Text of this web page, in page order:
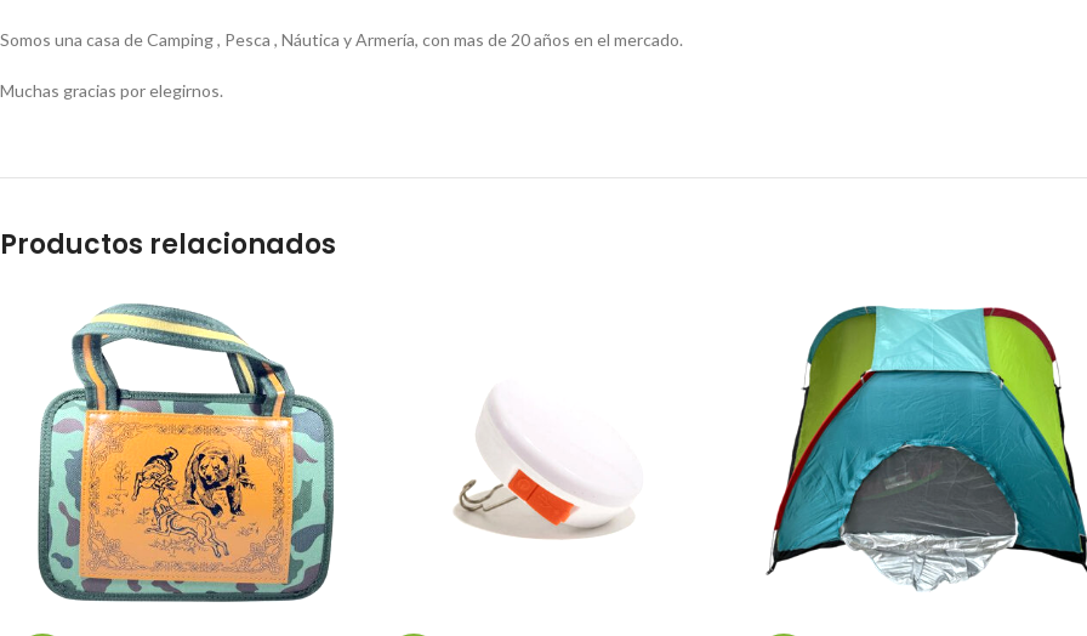
Somos una casa de Camping , Pesca , Náutica y Armería, con mas de 20 años en el mercado.
Muchas gracias por elegirnos.
Productos relacionados